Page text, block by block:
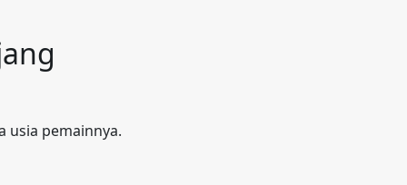
usia pemainnya.